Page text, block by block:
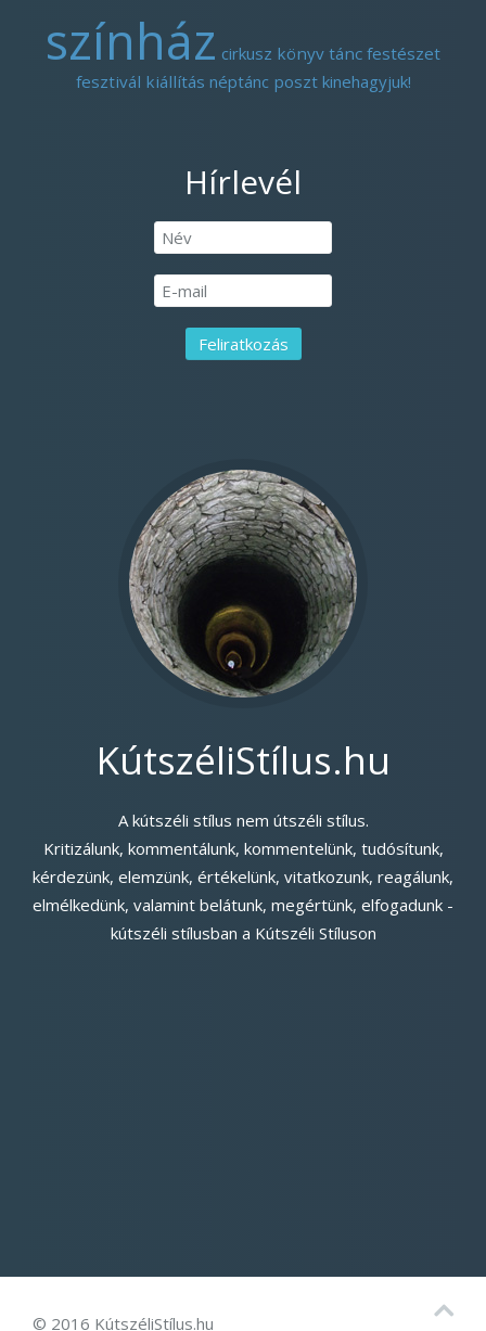
színház cirkusz könyv tánc festészet
fesztivál kiállítás néptánc poszt kinehagyjuk!
Hírlevél
KútszéliStílus.hu
A kútszéli stílus nem útszéli stílus.
Kritizálunk, kommentálunk, kommentelünk, tudósítunk,
kérdezünk, elemzünk, értékelünk, vitatkozunk, reagálunk,
elmélkedünk, valamint belátunk, megértünk, elfogadunk -
kútszéli stílusban a Kútszéli Stíluson
© 2016 KútszéliStílus.hu